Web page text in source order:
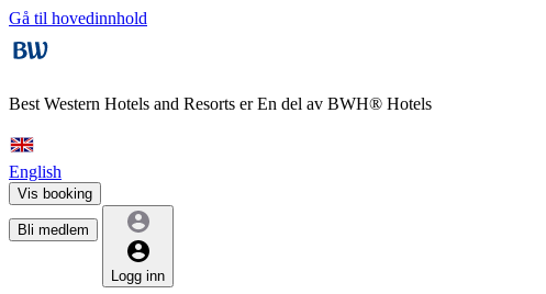
Gå til hovedinnhold
Best Western Hotels and Resorts erEn del av BWH® Hotels
English
Vis booking
Bli medlem
Logg inn